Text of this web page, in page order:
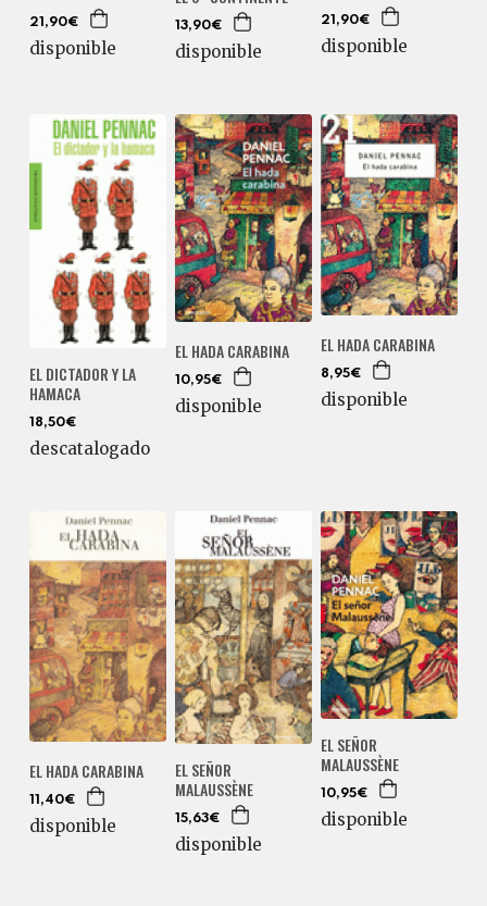
21,90€
disponible
13,90€
disponible
21,90€
disponible
EL DICTADOR Y LA
HAMACA
18,50€
descatalogado
EL HADA CARABINA
10,95€
disponible
EL HADA CARABINA
8,95€
disponible
EL HADA CARABINA
11,40€
disponible
EL SEÑOR
MALAUSSÈNE
15,63€
disponible
EL SEÑOR
MALAUSSÈNE
10,95€
disponible